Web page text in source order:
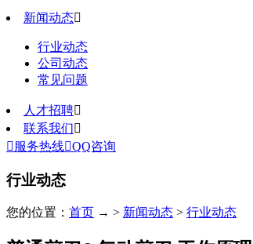
新闻动态
行业动态
公司动态
常见问题
人才招聘
联系我们
 服务热线QQ咨询
行业动态
您的位置： 首页 → > 新闻动态 > 行业动态